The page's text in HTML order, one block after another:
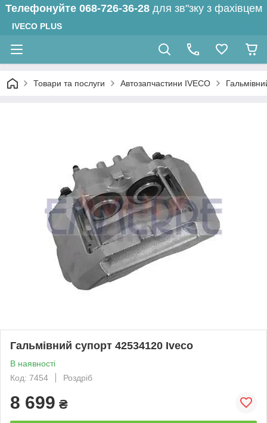
Телефонуйте 068-726-36-28 для зв"зку з фахівцем
IVECO PLUS
Товари та послуги Автозапчастини IVECO
Гальмівний супорт 42534120 Iveco
В наявності
Код: 7454
Роздріб
8 699 ₴